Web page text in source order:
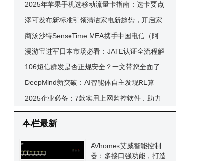
置，新手也能轻松掌握
2025年苹果手机选移动流量卡指南：选卡要点
+注销流程全解析
添可发布新标准引领清洁家电新趋势，开启家
电家装融合“隐序”美学新篇章
商汤沙特SenseTime MEA携手中国电信（阿
联酋） 共启阿曼智慧城市与数字化转型新篇
漫游宝进军日本市场必看：JATE认证全流程解
析与注意事项
106短信群发是否正规安全？一文带您全面了
解其特性与选择要点
DeepMind新突破：AI智能体自主发现RL算
法，性能超主流算法
2025企业必备：7款实用上网监控软件，助力
员工上网行为精准管理
本栏最新
AVhomes艾威智能控制
器：多接口强功能，打造